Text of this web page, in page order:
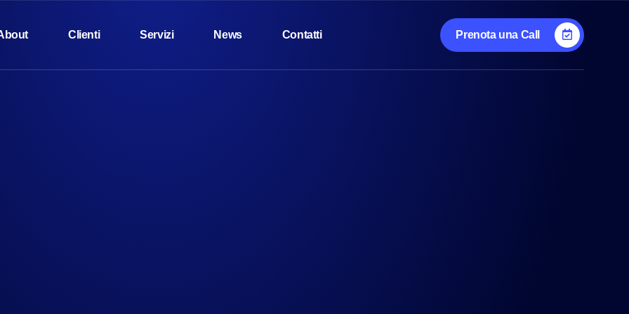
Clienti Servizi News Contatti Prenota una Call